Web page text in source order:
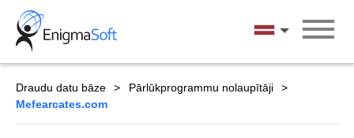
Skip
content
Latviešu
Draudu datu bāze
Pārlūkprogrammu nolaupītāji
Mefearcates.com